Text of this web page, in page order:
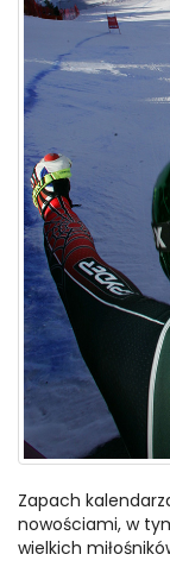
Zapach
nowościami, w
wielkich